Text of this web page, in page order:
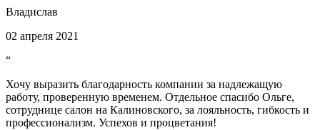
Владислав
02 апреля 2021
“
Хочу выразить благодарность компании за надлежащую
работу, проверенную временем. Отдельное спасибо Ольге,
сотруднице салон на Калиновского, за лояльность, гибкость и
профессионализм. Успехов и процветания!